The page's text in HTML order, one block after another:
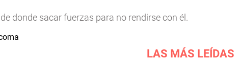
donde sacar fuerzas para no rendirse con él.
LAS MÁS LEÍDAS